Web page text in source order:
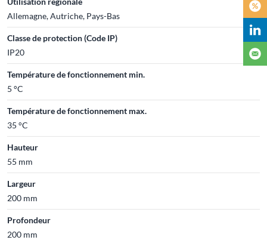
Allemagne, Autriche, Pays-Bas
Classe de protection (Code IP)
IP20
Température de fonctionnement min.
5 °C
Température de fonctionnement max.
35 °C
Hauteur
55 mm
Largeur
200 mm
Profondeur
200 mm